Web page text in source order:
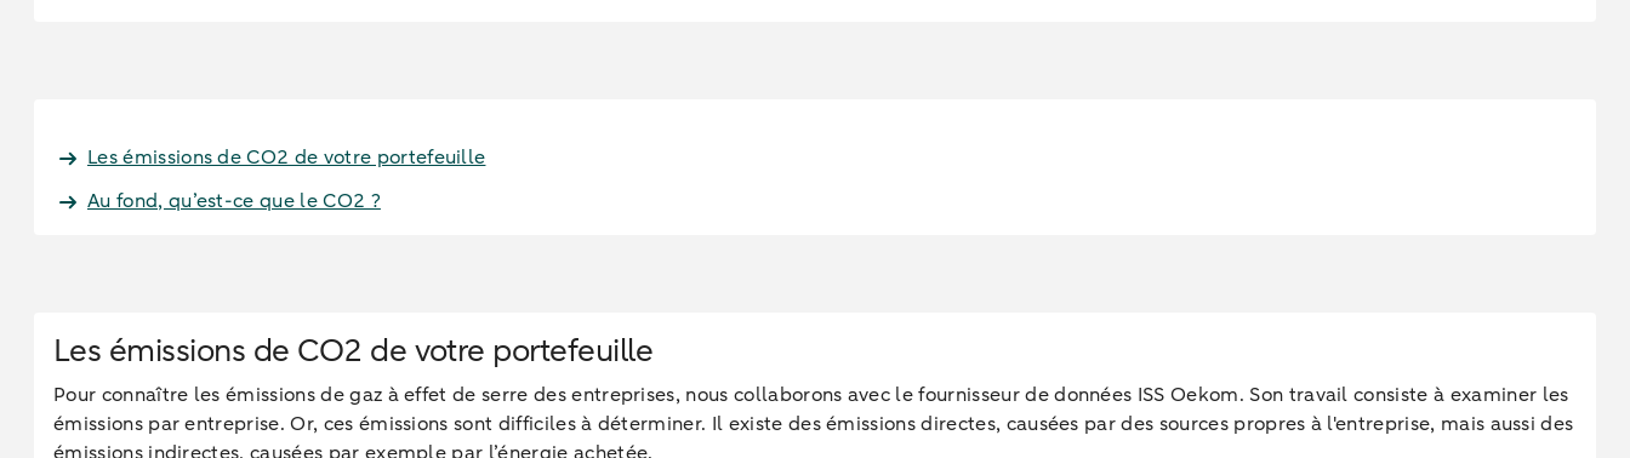
Les émissions de CO2 de votre portefeuille
Au fond, qu’est-ce que le CO2 ?
Les émissions de CO2 de votre portefeuille
Pour connaître les émissions de gaz à effet de serre des entreprises, nous collaborons avec le fournisseur de données ISS Oekom. Son travail consiste à examiner les
émissions par entreprise. Or, ces émissions sont difficiles à déterminer. Il existe des émissions directes, causées par des sources propres à l'entreprise, mais aussi des